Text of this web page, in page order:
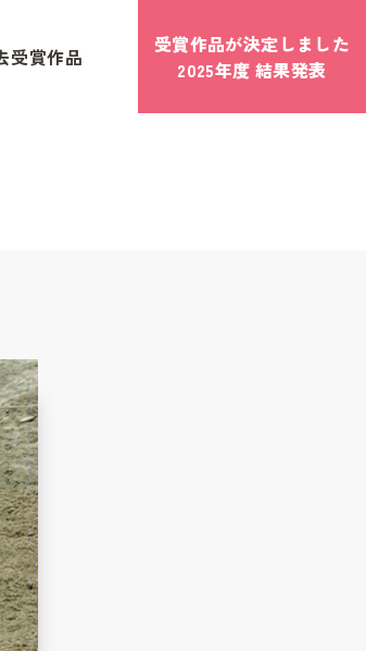
受賞作品
受賞作品が決定しました
2025年度 結果発表